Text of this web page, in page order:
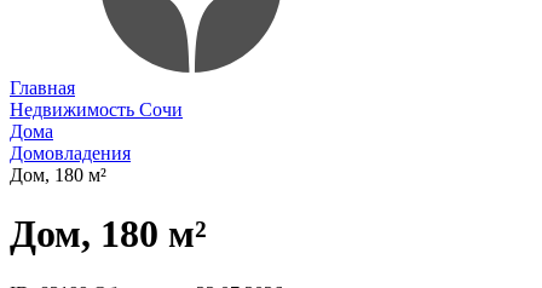
Главная
Недвижимость Сочи
Дома
Домовладения
Дом, 180 м²
Дом, 180 м²